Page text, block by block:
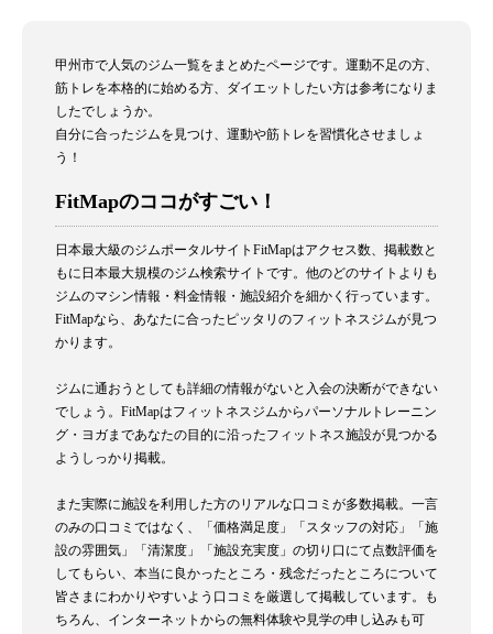
甲州市で人気のジム一覧をまとめたページです。運動不足の方、
筋トレを本格的に始める方、ダイエットしたい方は参考になりま
したでしょうか。
自分に合ったジムを見つけ、運動や筋トレを習慣化させましょ
う！
FitMapのココがすごい！
日本最大級のジムポータルサイトFitMapはアクセス数、掲載数と
もに日本最大規模のジム検索サイトです。他のどのサイトよりも
ジムのマシン情報・料金情報・施設紹介を細かく行っています。
FitMapなら、あなたに合ったピッタリのフィットネスジムが見つ
かります。
ジムに通おうとしても詳細の情報がないと入会の決断ができない
でしょう。FitMapはフィットネスジムからパーソナルトレーニン
グ・ヨガまであなたの目的に沿ったフィットネス施設が見つかる
ようしっかり掲載。
また実際に施設を利用した方のリアルな口コミが多数掲載。一言
のみの口コミではなく、「価格満足度」「スタッフの対応」「施
設の雰囲気」「清潔度」「施設充実度」の切り口にて点数評価を
してもらい、本当に良かったところ・残念だったところについて
皆さまにわかりやすいよう口コミを厳選して掲載しています。も
ちろん、インターネットからの無料体験や見学の申し込みも可